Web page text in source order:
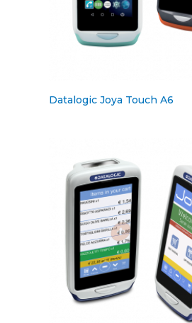
Datalogic Joya Touch A6